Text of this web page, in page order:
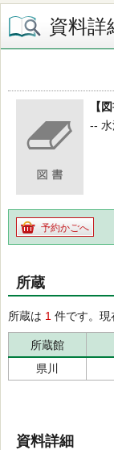
資料詳
【
--
予約かごへ
所蔵
所蔵は 1 件です。現
所蔵館
県川
資料詳細